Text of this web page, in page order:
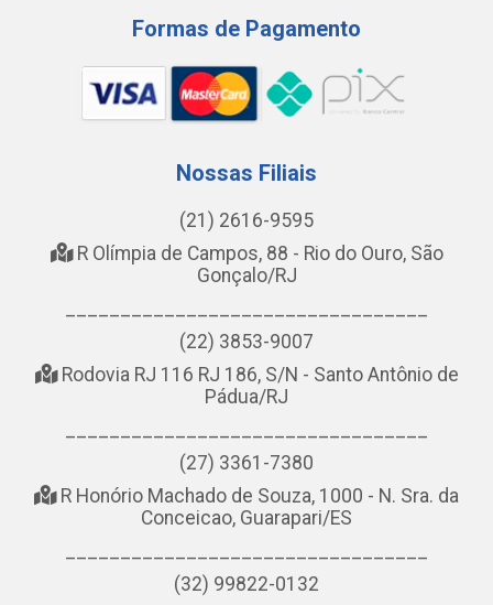
Formas de Pagamento
Nossas Filiais
(21) 2616-9595
R Olímpia de Campos, 88 - Rio do Ouro, São
Gonçalo/RJ
(22) 3853-9007
Rodovia RJ 116 RJ 186, S/N - Santo Antônio de
Pádua/RJ
(27) 3361-7380
R Honório Machado de Souza, 1000 - N. Sra. da
Conceicao, Guarapari/ES
(32) 99822-0132